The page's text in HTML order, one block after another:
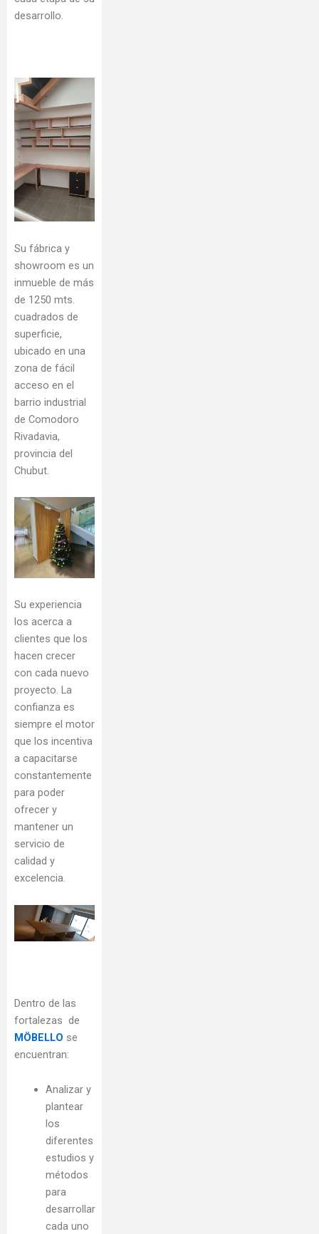
desarrollo.
Su fábrica y
showroom es un
inmueble de más
de 1250 mts.
cuadrados de
superficie,
ubicado en una
zona de fácil
acceso en el
barrio industrial
de Comodoro
Rivadavia,
provincia del
Chubut.
Su experiencia
los acerca a
clientes que los
hacen crecer
con cada nuevo
proyecto. La
confianza es
siempre el motor
que los incentiva
a capacitarse
constantemente
para poder
ofrecer y
mantener un
servicio de
calidad y
excelencia.
Dentro de las
fortalezas de
MÖBELLO se
encuentran:
Analizar y
plantear
los
diferentes
estudios y
métodos
para
desarrollar
cada uno